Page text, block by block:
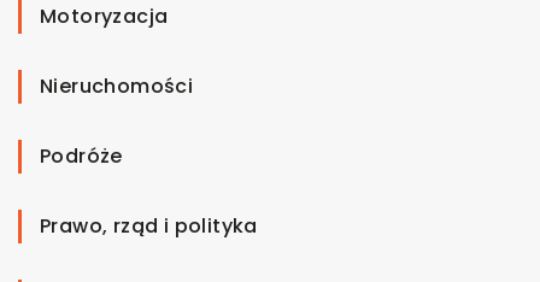
Motoryzacja
Nieruchomości
Podróże
Prawo, rząd i polityka